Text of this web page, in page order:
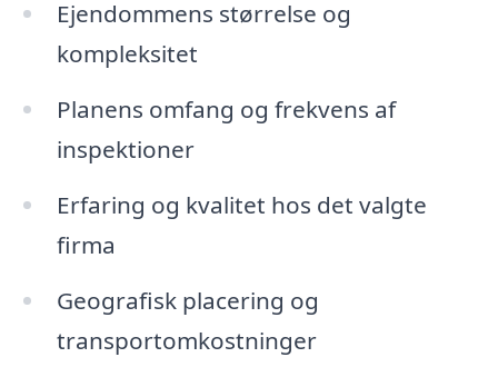
Ejendommens størrelse og
kompleksitet
Planens omfang og frekvens af
inspektioner
Erfaring og kvalitet hos det valgte
firma
Geografisk placering og
transportomkostninger